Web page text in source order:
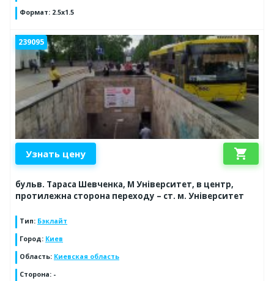
Формат: 2.5x1.5
239095
Узнать цену shopping_cart
бульв. Тараса Шевченка, М Університет, в центр,
протилежна сторона переходу – ст. м. Університет
Тип: Бэклайт
Город: Киев
Область: Киевская область
Сторона: -